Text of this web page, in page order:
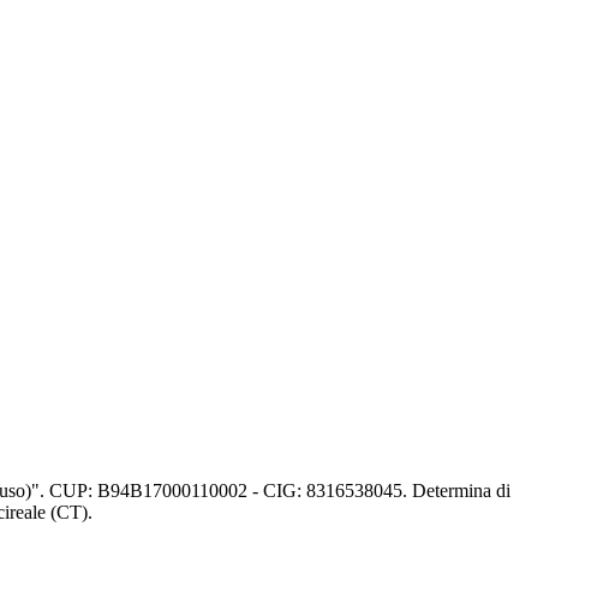
CUP: B94B17000110002 - CIG: 8316538045. Determina di
(CT).